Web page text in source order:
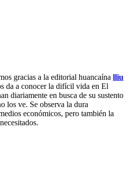
gracias a la editorial huancaína lliu
da a conocer la difícil vida en El
diariamente en busca de su sustento
los ve. Se observa la dura
económicos, pero también la